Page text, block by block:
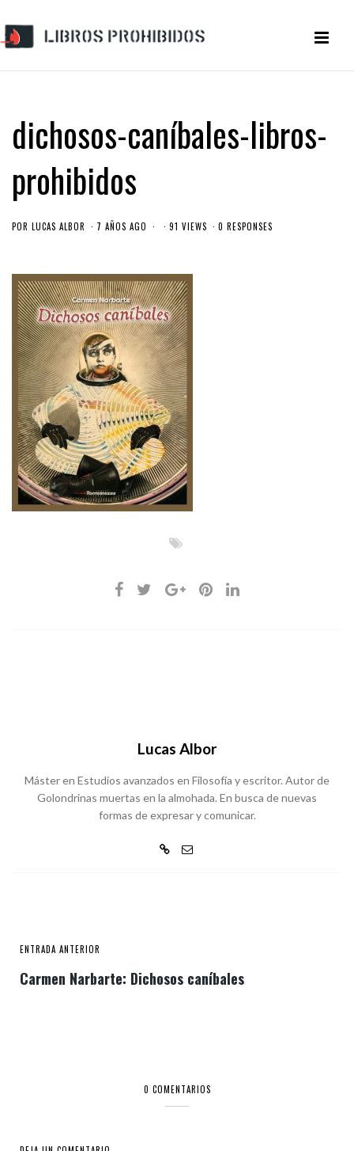
dichosos-caníbales-libros-
prohibidos
POR LUCAS ALBOR 7 AÑOS AGO 91 VIEWS 0 RESPONSES
Lucas Albor
Máster en Estudios avanzados en Filosofía y escritor. Autor de
Golondrinas muertas en la almohada. En busca de nuevas
formas de expresar y comunicar.
ENTRADA ANTERIOR
Carmen Narbarte: Dichosos caníbales
0 COMENTARIOS